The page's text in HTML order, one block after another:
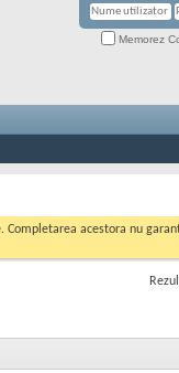
Memorez
acestora nu